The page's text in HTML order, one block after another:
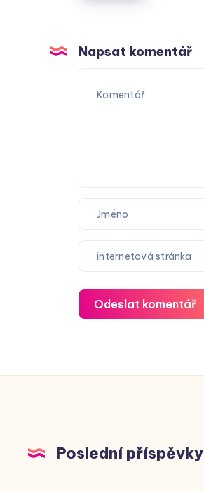
Průvodce
Energetickým
Světem
Napsat komentář
Odeslat komentář
Poslední příspěvky